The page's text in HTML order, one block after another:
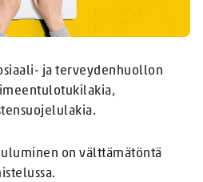
ja terveydenhuollon
on välttämätöntä